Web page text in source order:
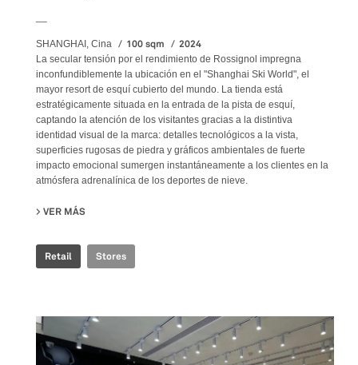
SHANGHAI, Cina 100 sqm 2024
La secular tensión por el rendimiento de Rossignol impregna
inconfundiblemente la ubicación en el "Shanghai Ski World", el
mayor resort de esquí cubierto del mundo. La tienda está
estratégicamente situada en la entrada de la pista de esquí,
captando la atención de los visitantes gracias a la distintiva
identidad visual de la marca: detalles tecnológicos a la vista,
superficies rugosas de piedra y gráficos ambientales de fuerte
impacto emocional sumergen instantáneamente a los clientes en la
atmósfera adrenalínica de los deportes de nieve.
VER MÁS
Retail Stores